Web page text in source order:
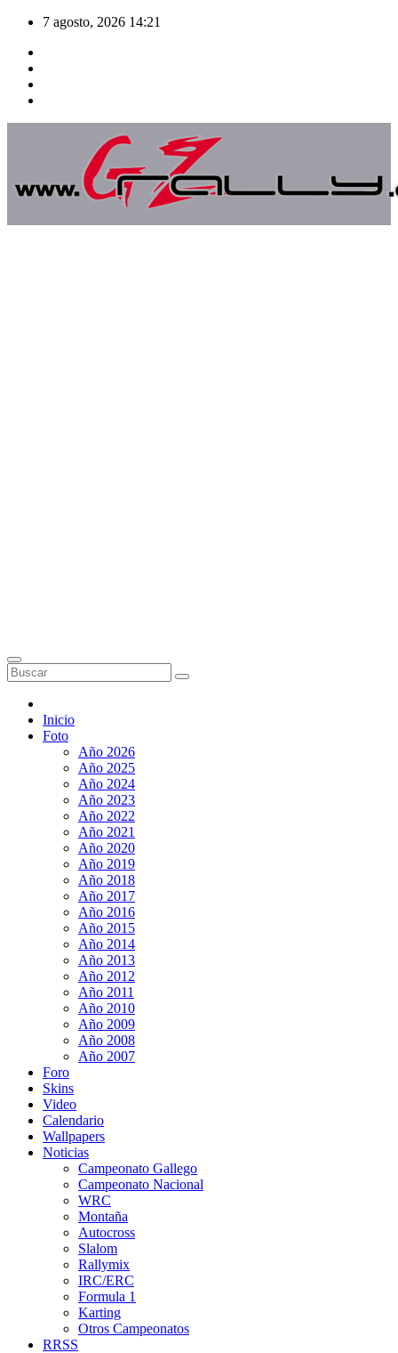
Saltar
contenido
7 agosto, 2026 14:21
Inicio
Foto
Año 2026
Año 2025
Año 2024
Año 2023
Año 2022
Año 2021
Año 2020
Año 2019
Año 2018
Año 2017
Año 2016
Año 2015
Año 2014
Año 2013
Año 2012
Año 2011
Año 2010
Año 2009
Año 2008
Año 2007
Foro
Skins
Video
Calendario
Wallpapers
Noticias
Campeonato Gallego
Campeonato Nacional
WRC
Montaña
Autocross
Slalom
Rallymix
IRC/ERC
Formula 1
Karting
Otros Campeonatos
RRSS